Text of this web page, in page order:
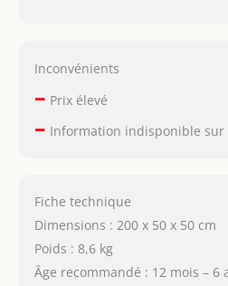
Inconvénients
– Prix élevé
– Information indisponible sur
Fiche technique
Dimensions : 200 x 50 x 50 cm
Poids : 8,6 kg
Âge recommandé : 12 mois – 6